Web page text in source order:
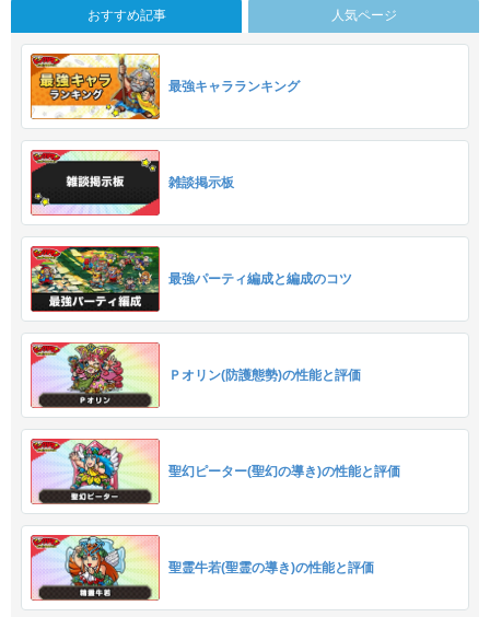
おすすめ記事 人気ページ
最強キャラランキング
雑談掲示板
最強パーティ編成と編成のコツ
Ｐオリン(防護態勢)の性能と評価
聖幻ピーター(聖幻の導き)の性能と評価
聖霊牛若(聖霊の導き)の性能と評価